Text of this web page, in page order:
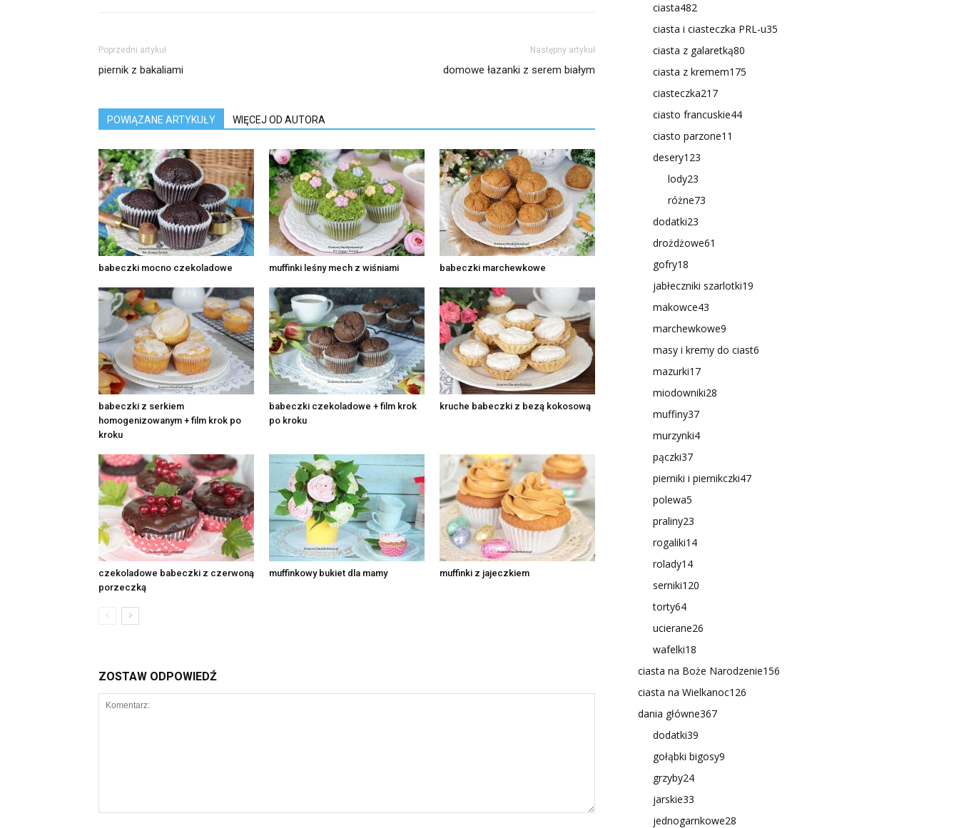
Poprzedni artykuł
piernik z bakaliami
Następny artykuł
domowe łazanki z serem białym
POWIĄZANE ARTYKUŁY WIĘCEJ OD AUTORA
babeczki mocno czekoladowe muffinki leśny mech z wiśniami babeczki marchewkowe
babeczki z serkiem
homogenizowanym + film krok po
kroku
babeczki czekoladowe + film krok
po kroku
kruche babeczki z bezą kokosową
czekoladowe babeczki z czerwoną
porzeczką
muffinkowy bukiet dla mamy muffinki z jajeczkiem
ZOSTAW ODPOWIEDŹ
ciasta482
ciasta i ciasteczka PRL-u35
ciasta z galaretką80
ciasta z kremem175
ciasteczka217
ciasto francuskie44
ciasto parzone11
desery123
lody23
różne73
dodatki23
drożdżowe61
gofry18
jabłeczniki szarlotki19
makowce43
marchewkowe9
masy i kremy do ciast6
mazurki17
miodowniki28
muffiny37
murzynki4
pączki37
pierniki i piernikczki47
polewa5
praliny23
rogaliki14
rolady14
serniki120
torty64
ucierane26
wafelki18
ciasta na Boże Narodzenie156
ciasta na Wielkanoc126
dania główne367
dodatki39
gołąbki bigosy9
grzyby24
jarskie33
jednogarnkowe28